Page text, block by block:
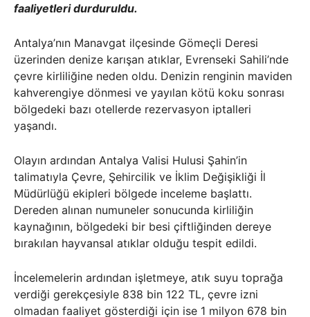
faaliyetleri durduruldu.
Antalya’nın Manavgat ilçesinde Gömeçli Deresi
üzerinden denize karışan atıklar, Evrenseki Sahili’nde
çevre kirliliğine neden oldu. Denizin renginin maviden
kahverengiye dönmesi ve yayılan kötü koku sonrası
bölgedeki bazı otellerde rezervasyon iptalleri
yaşandı.
Olayın ardından Antalya Valisi Hulusi Şahin’in
talimatıyla Çevre, Şehircilik ve İklim Değişikliği İl
Müdürlüğü ekipleri bölgede inceleme başlattı.
Dereden alınan numuneler sonucunda kirliliğin
kaynağının, bölgedeki bir besi çiftliğinden dereye
bırakılan hayvansal atıklar olduğu tespit edildi.
İncelemelerin ardından işletmeye, atık suyu toprağa
verdiği gerekçesiyle 838 bin 122 TL, çevre izni
olmadan faaliyet gösterdiği için ise 1 milyon 678 bin